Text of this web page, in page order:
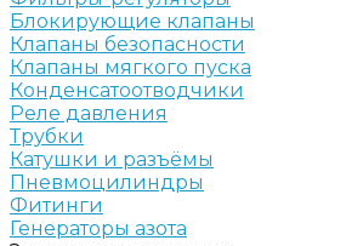
Блокирующие клапаны
Клапаны безопасности
Клапаны мягкого пуска
Конденсатоотводчики
Реле давления
Трубки
Катушки и разъёмы
Пневмоцилиндры
Фитинги
Генераторы азота